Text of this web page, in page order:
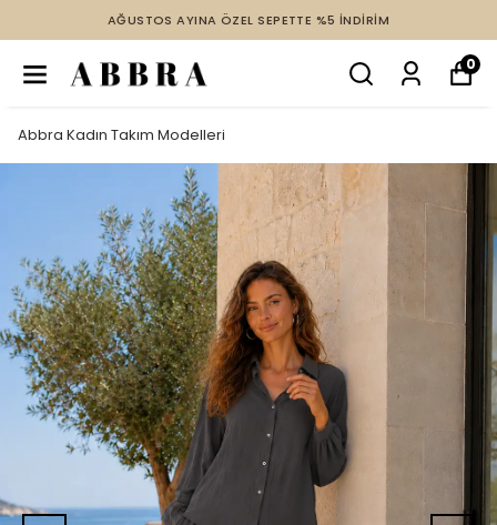
AĞUSTOS AYINA ÖZEL SEPETTE %5 İNDİRİM
0
Abbra Kadın Takım Modelleri